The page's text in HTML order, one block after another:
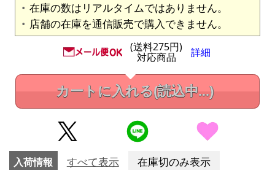
在庫の数はリアルタイムではありません。
店舗の在庫を通信販売で購入できません。
(送料275円)
対応商品 詳細
カートに入れる(読込中...)
入荷情報 すべて表示 在庫切のみ表示